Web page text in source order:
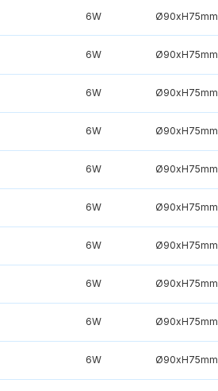
6W Ø90xH75mm
6W Ø90xH75mm
6W Ø90xH75mm
6W Ø90xH75mm
6W Ø90xH75mm
6W Ø90xH75mm
6W Ø90xH75mm
6W Ø90xH75mm
6W Ø90xH75mm
6W Ø90xH75mm